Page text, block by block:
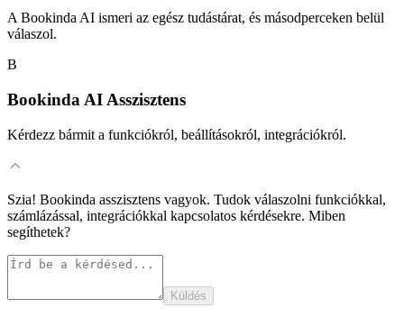
A Bookinda AI ismeri az egész tudástárat, és másodperceken belül
válaszol.
B
Bookinda AI Asszisztens
Kérdezz bármit a funkciókról, beállításokról, integrációkról.
Szia! Bookinda asszisztens vagyok. Tudok válaszolni funkciókkal,
számlázással, integrációkkal kapcsolatos kérdésekre. Miben
segíthetek?
Küldés